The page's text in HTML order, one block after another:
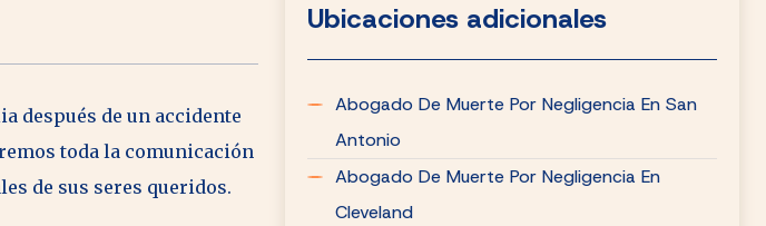
después de un accidente
toda la comunicación
de sus seres queridos.
Ubicaciones adicionales
Abogado De Muerte Por Negligencia En San
Antonio
Abogado De Muerte Por Negligencia En
Cleveland